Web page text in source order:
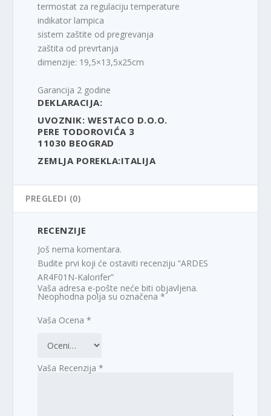
termostat za regulaciju temperature
indikator lampica
sistem zaštite od pregrevanja
zaštita od prevrtanja
dimenzije: 19,5×13,5x25cm
Garancija 2 godine
DEKLARACIJA:
UVOZNIK: WESTACO D.O.O.
PERE TODOROVIĆA 3
11030 BEOGRAD
ZEMLJA POREKLA:ITALIJA
PREGLEDI (0)
RECENZIJE
Još nema komentara.
Budite prvi koji će ostaviti recenziju “ARDES
AR4F01N-Kalorifer”
Vaša adresa e-pošte neće biti objavljena.
Neophodna polja su označena*
Vaša Ocena*
Vaša Recenzija*